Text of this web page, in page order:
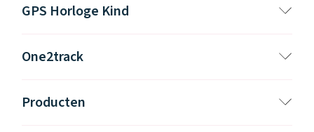
GPS Horloge Kind
One2track
Producten